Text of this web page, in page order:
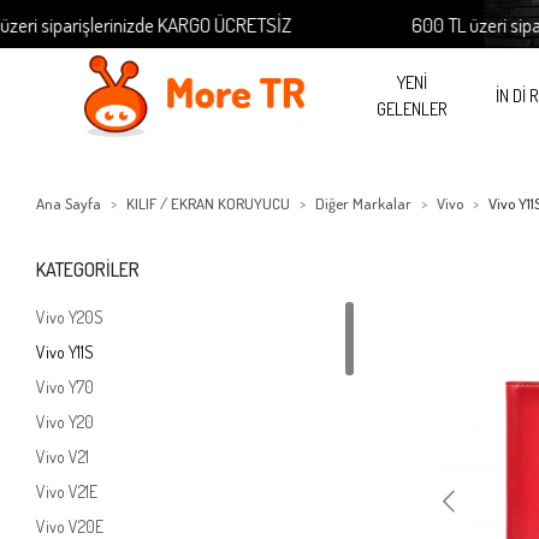
KARGO ÜCRETSİZ 600 TL üzeri siparişlerinizde
YENİ
GELENLER
İN Dİ
Ana Sayfa KILIF / EKRAN KORUYUCU Diğer Markalar Vivo Vivo
KATEGORİLER
Vivo Y20S
Vivo Y11S
Vivo Y70
Vivo Y20
Vivo V21
Vivo V21E
Vivo V20E